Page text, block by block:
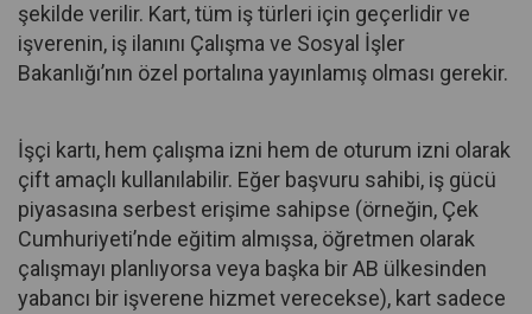
şekilde verilir. Kart, tüm iş türleri için geçerlidir ve
işverenin, iş ilanını Çalışma ve Sosyal İşler
Bakanlığı’nın özel portalına yayınlamış olması gerekir.
İşçi kartı, hem çalışma izni hem de oturum izni olarak
çift amaçlı kullanılabilir. Eğer başvuru sahibi, iş gücü
piyasasına serbest erişime sahipse (örneğin, Çek
Cumhuriyeti’nde eğitim almışsa, öğretmen olarak
çalışmayı planlıyorsa veya başka bir AB ülkesinden
yabancı bir işverene hizmet verecekse), kart sadece